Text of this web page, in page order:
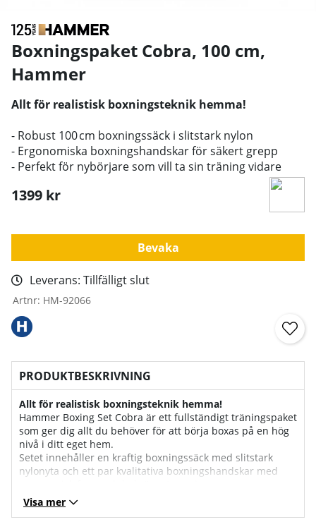
Boxningspaket Cobra, 100 cm,
Hammer
Allt för realistisk boxningsteknik hemma!
- Robust 100 cm boxningssäck i slitstark nylon
- Ergonomiska boxningshandskar för säkert grepp
- Perfekt för nybörjare som vill ta sin träning vidare
1399 kr
Bevaka
Leverans: Tillfälligt slut
Artnr: HM-92066
PRODUKTBESKRIVNING
Allt för realistisk boxningsteknik hemma!
Hammer Boxing Set Cobra är ett fullständigt träningspaket
som ger dig allt du behöver för att börja boxas på en hög
nivå i ditt eget hem.
Setet innehåller en kraftig boxningssäck med slitstark
nylonyta och ett par kvalitativa boxningshandskar med
Tillsammans ger de en realistisk och komplett
träningsupplevelse som främjar både teknik, styrka och
Visa mer